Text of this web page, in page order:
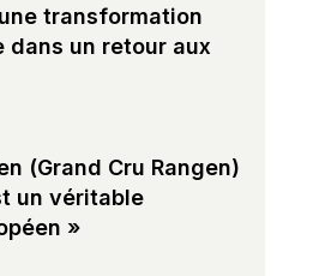
transformation
dans un retour aux
(Grand Cru Rangen)
un véritable
»